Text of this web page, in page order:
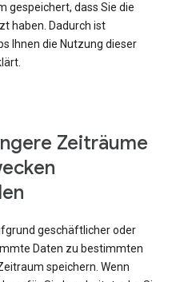
gespeichert, dass Sie die
haben. Dadurch ist
Ihnen die Nutzung dieser
Zeiträume
geschäftlicher oder
Daten zu bestimmten
speichern. Wenn